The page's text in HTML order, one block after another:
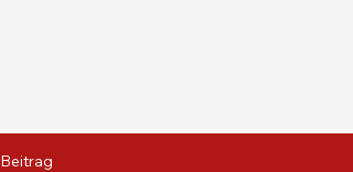
Beitrag